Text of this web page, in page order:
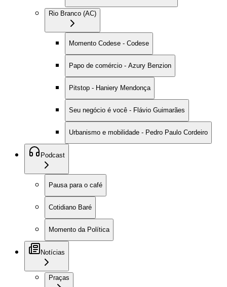
Rio Branco (AC)
Momento Codese - Codese
Papo de comércio - Azury Benzion
Pitstop - Haniery Mendonça
Seu negócio é você - Flávio Guimarães
Urbanismo e mobilidade - Pedro Paulo Cordeiro
Podcast
Pausa para o café
Cotidiano Baré
Momento da Política
Notícias
Praças